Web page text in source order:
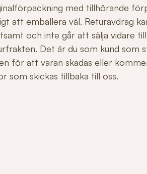
med tillhörande
att emballera väl. Returavdrag
och inte går att sälja vidare
Det är du som kund som
för att varan skadas eller
som skickas tillbaka till oss.